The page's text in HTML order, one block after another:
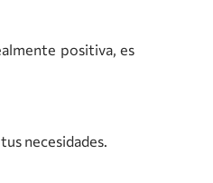
positiva, es
necesidades.